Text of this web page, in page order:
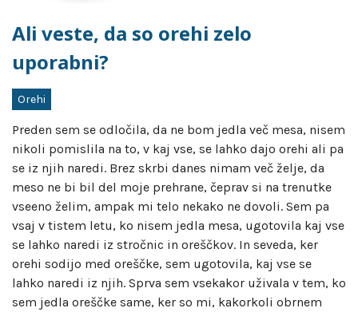
Ali veste, da so orehi zelo
uporabni?
Orehi
Preden sem se odločila, da ne bom jedla več mesa, nisem
nikoli pomislila na to, v kaj vse, se lahko dajo orehi ali pa
se iz njih naredi. Brez skrbi danes nimam več želje, da
meso ne bi bil del moje prehrane, čeprav si na trenutke
vseeno želim, ampak mi telo nekako ne dovoli. Sem pa
vsaj v tistem letu, ko nisem jedla mesa, ugotovila kaj vse
se lahko naredi iz stročnic in oreščkov. In seveda, ker
orehi sodijo med oreščke, sem ugotovila, kaj vse se
lahko naredi iz njih. Sprva sem vsekakor uživala v tem, ko
sem jedla oreščke same, ker so mi, kakorkoli obrnem